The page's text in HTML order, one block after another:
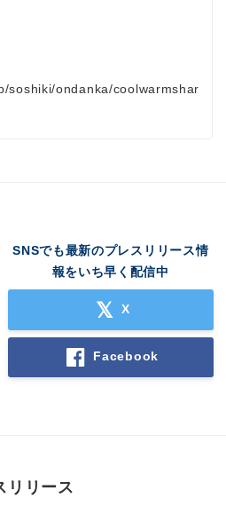
soshiki/ondanka/coolwarmshar
SNSでも最新のプレスリリース情
報をいち早く配信中
X
Facebook
リリース